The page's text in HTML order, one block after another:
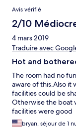
Avis vérifié
2/10
4 mars 2019
Traduire avec
Hot and
The room had no
aware of this.Also it
facilities could be
Otherwise the boat
facilities were good
bryan, séjour de 1